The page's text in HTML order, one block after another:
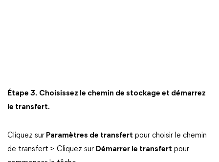
Étape 3. Choisissez le chemin de stockage et démarrez
le transfert.
Cliquez sur Paramètres de transfert pour choisir le chemin
de transfert > Cliquez sur Démarrer le transfert pour